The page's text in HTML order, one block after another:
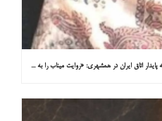
یادداشت ویژه هفته محیط‌زیست مشاور کمیسیون توسعه پایدار اتاق ایران در همشهری: «روایت میناب را به کاپ ۳۱ ببریم»